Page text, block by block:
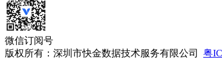
微信订阅号
版权所有：深圳市快金数据技术服务有限公司 粤